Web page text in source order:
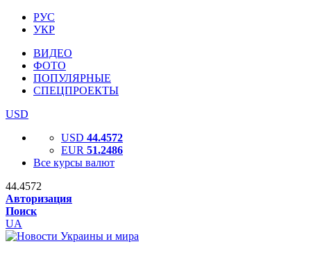
РУС
УКР
ВИДЕО
ФОТО
ПОПУЛЯРНЫЕ
СПЕЦПРОЕКТЫ
USD
USD 44.4572
EUR 51.2486
Все курсы валют
44.4572
Авторизация
Поиск
UA